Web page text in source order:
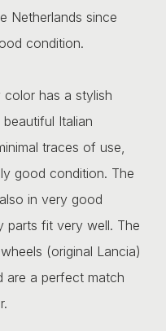
Netherlands since
condition.
has a stylish
Italian
traces of use,
good condition. The
in very good
parts fit very well. The
(original Lancia)
are a perfect match